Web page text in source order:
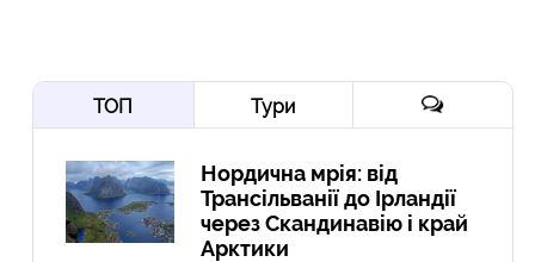
ТОП Тури
Нордична мрія: від
Трансільванії до Ірландії
через Скандинавію і край
Арктики